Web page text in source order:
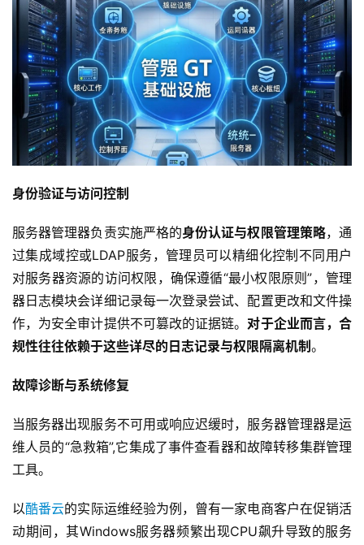
身份验证与访问控制
服务器管理器负责实施严格的身份认证与权限管理策略，通
过集成域控或LDAP服务，管理员可以精细化控制不同用户
对服务器资源的访问权限，确保遵循“最小权限原则”，管理
器日志模块会详细记录每一次登录尝试、配置更改和文件操
作，为安全审计提供不可篡改的证据链。 对于企业而言，合
规性往往依赖于这些详尽的日志记录与权限隔离机制 。
故障诊断与系统修复
当服务器出现服务不可用或响应迟缓时，服务器管理器是运
维人员的“急救箱”,它集成了事件查看器和故障转移集群管理
工具。
以酷番云的实际运维经验为例，曾有一家电商客户在促销活
动期间，其Windows服务器频繁出现CPU飙升导致的服务